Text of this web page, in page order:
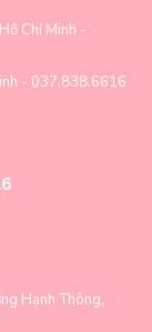
thể
được
trên
Chí Minh -
- 037.838.6616
Hạnh Thông,